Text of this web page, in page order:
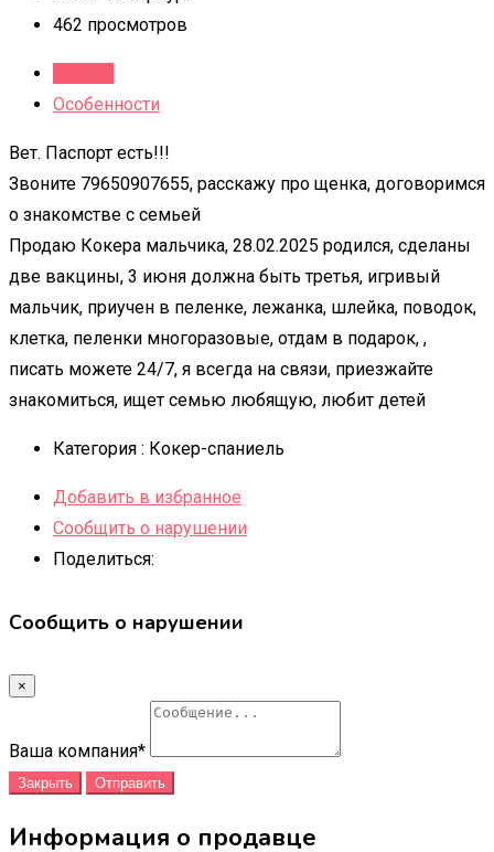
462 просмотров
Особенности
Вет. Паспорт есть!!!
Звоните 79650907655, расскажу про щенка, договоримся
о знакомстве с семьей
Продаю Кокера мальчика, 28.02.2025 родился, сделаны
две вакцины, 3 июня должна быть третья, игривый
мальчик, приучен в пеленке, лежанка, шлейка, поводок,
клетка, пеленки многоразовые, отдам в подарок, ,
писать можете 24/7, я всегда на связи, приезжайте
знакомиться, ищет семью любящую, любит детей
Категория : Кокер-спаниель
Добавить в избранное
Сообщить о нарушении
Поделиться:
Сообщить о нарушении
×
Ваша компания*
Закрыть Отправить
Информация о продавце